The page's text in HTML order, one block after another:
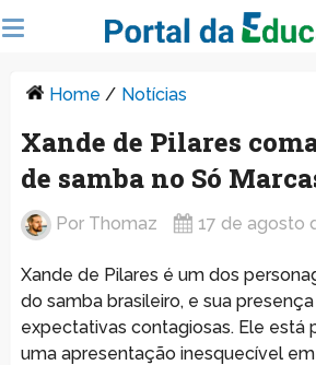
Home / Notícias
Xande de Pilares
de samba no Só
Por Thomaz 17 de agosto
Xande de Pilares é um dos
do samba brasileiro, e sua
expectativas contagiosas. Ele está
uma apresentação inesquecível